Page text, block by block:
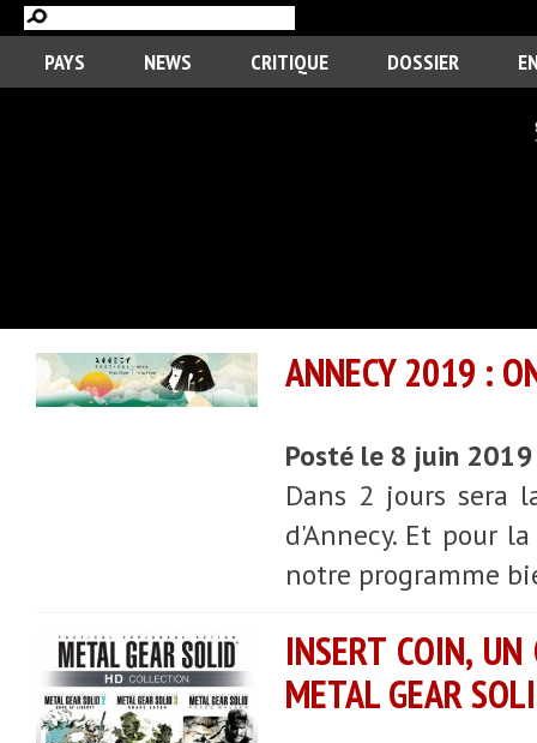
PAYS NEWS CRITIQUE DOSSIER
ANNECY 2019 :
Posté le 8 juin
Dans 2 jours sera
d'Annecy. Et pour
notre programme
INSERT COIN,
METAL GEAR